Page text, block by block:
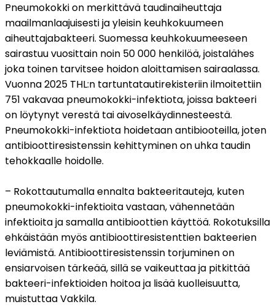
Pneumokokki on merkittävä taudinaiheuttaja
maailmanlaajuisesti ja yleisin keuhkokuumeen
aiheuttajabakteeri. Suomessa keuhkokuumeeseen
sairastuu vuosittain noin 50 000 henkilöä, joistalähes
joka toinen tarvitsee hoidon aloittamisen sairaalassa.
Vuonna 2025 THL:n tartuntatautirekisteriin ilmoitettiin
751 vakavaa pneumokokki-infektiota, joissa bakteeri
on löytynyt verestä tai aivoselkäydinnesteestä.
Pneumokokki-infektiota hoidetaan antibiooteilla, joten
antibioottiresistenssin kehittyminen on uhka taudin
tehokkaalle hoidolle.
– Rokottautumalla ennalta bakteeritauteja, kuten
pneumokokki-infektioita vastaan, vähennetään
infektioita ja samalla antibioottien käyttöä. Rokotuksilla
ehkäistään myös antibioottiresistenttien bakteerien
leviämistä. Antibioottiresistenssin torjuminen on
ensiarvoisen tärkeää, sillä se vaikeuttaa ja pitkittää
bakteeri-infektioiden hoitoa ja lisää kuolleisuutta,
muistuttaa Vakkila.